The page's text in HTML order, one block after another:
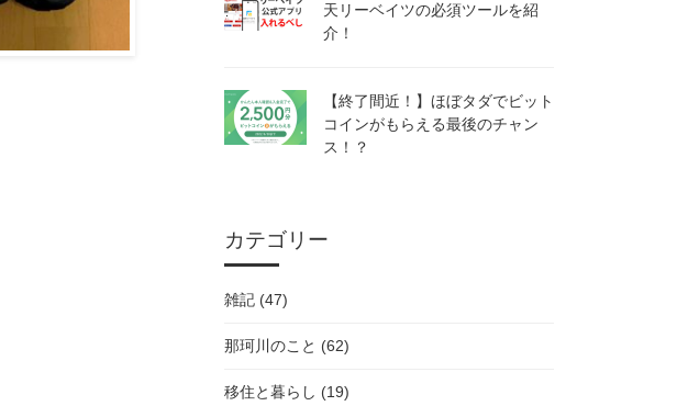
天リーベイツの必須ツールを紹
介！
【終了間近！】ほぼタダでビット
コインがもらえる最後のチャン
ス！？
カテゴリー
雑記 (47)
那珂川のこと (62)
移住と暮らし (19)